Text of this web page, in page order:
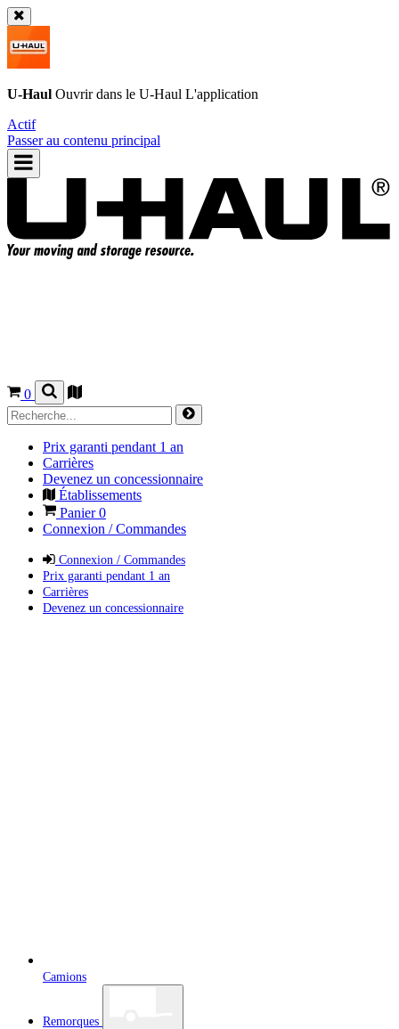
U-Haul Ouvrir dans le U-Haul L'application
Actif
Passer au contenu principal
0
Prix garanti pendant 1 an
Carrières
Devenez un concessionnaire
Établissements
Panier0
Connexion / Commandes
Connexion / Commandes
Prix garanti pendant 1 an
Carrières
Devenez un concessionnaire
Camions
Remorques